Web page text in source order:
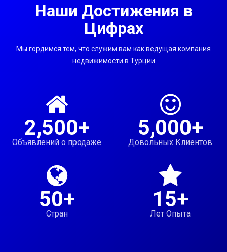
Наши Достижения в
Цифрах
Мы гордимся тем, что служим вам как ведущая компания
недвижимости в Турции
2,500+
Объявлений о продаже
5,000+
Довольных Клиентов
50+
Стран
15+
Лет Опыта